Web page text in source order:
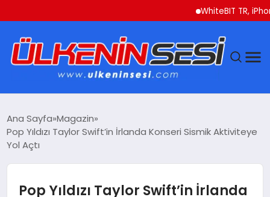
WhiteBIT TR, iPhone
EKONOMI
Ana Sayfa Magazin
Pop Yıldızı Taylor Swift’in İrlanda Konseri Sismik Aktiviteye
Yol Açtı
Pop Yıldızı Taylor Swift’in İrlanda